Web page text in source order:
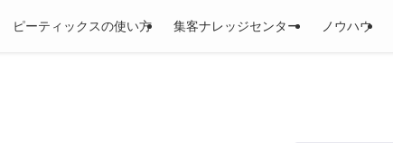
ピーティックスの使い方 集客ナレッジセンター ノウハウ